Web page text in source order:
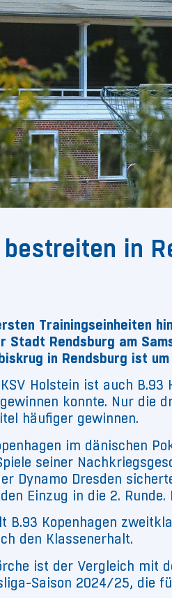
in
Trainingseinheiten
Stadt Rendsburg am
in Rendsburg ist um
Holstein ist auch
konnte. Nur die
häufiger gewinnen.
im dänischen
seiner
Dynamo Dresden
Einzug in die 2.
B.93 Kopenhagen
den Klassenerhalt.
ist der Vergleich mit
Saison 2024/25, die